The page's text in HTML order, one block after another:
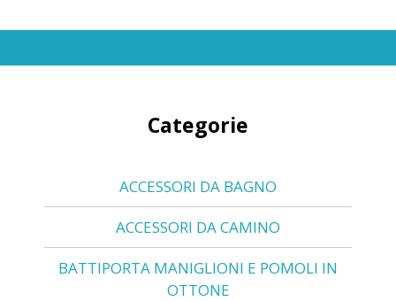
Categorie
ACCESSORI DA BAGNO
ACCESSORI DA CAMINO
BATTIPORTA MANIGLIONI E POMOLI IN
OTTONE